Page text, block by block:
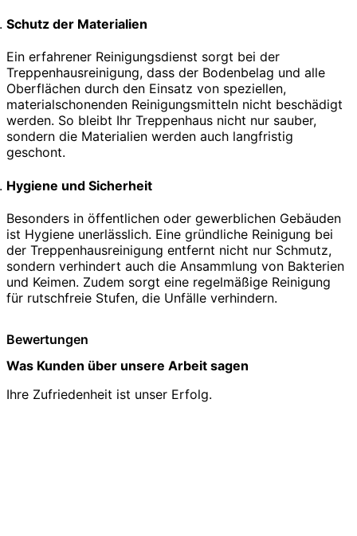
Schutz der Materialien
Ein erfahrener Reinigungsdienst sorgt bei der
Treppenhausreinigung, dass der Bodenbelag und alle
Oberflächen durch den Einsatz von speziellen,
materialschonenden Reinigungsmitteln nicht beschädigt
werden. So bleibt Ihr Treppenhaus nicht nur sauber,
sondern die Materialien werden auch langfristig
geschont.
Hygiene und Sicherheit
Besonders in öffentlichen oder gewerblichen Gebäuden
ist Hygiene unerlässlich. Eine gründliche Reinigung bei
der Treppenhausreinigung entfernt nicht nur Schmutz,
sondern verhindert auch die Ansammlung von Bakterien
und Keimen. Zudem sorgt eine regelmäßige Reinigung
für rutschfreie Stufen, die Unfälle verhindern.
Bewertungen
Was Kunden über unsere Arbeit sagen
Ihre Zufriedenheit ist unser Erfolg.